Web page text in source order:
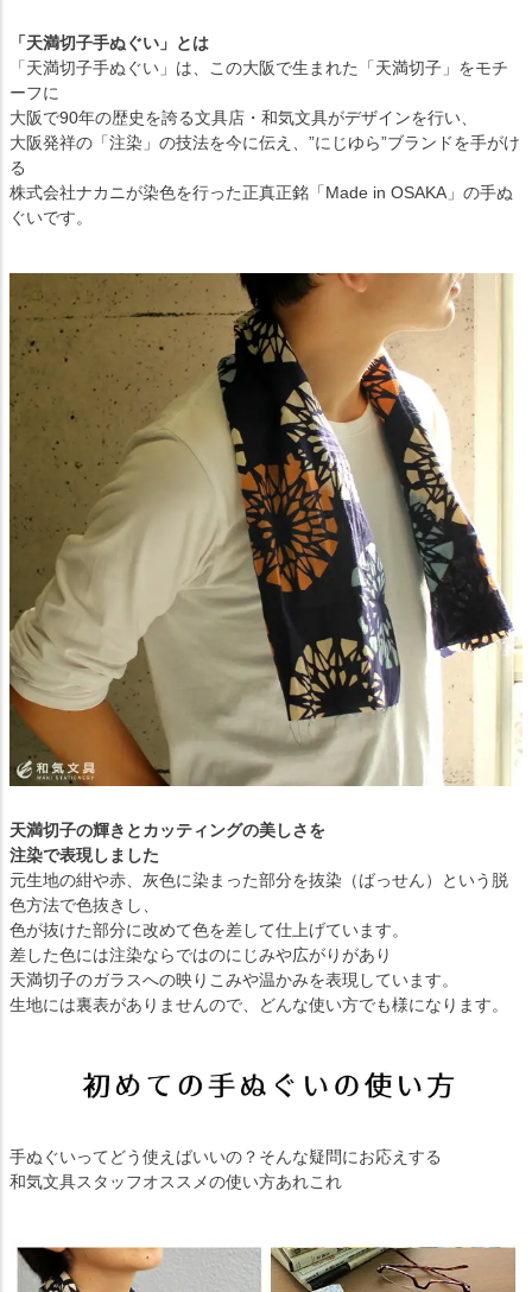
「天満切子手ぬぐい」とは
「天満切子手ぬぐい」は、この大阪で生まれた「天満切子」をモチ
ーフに
大阪で90年の歴史を誇る文具店・和気文具がデザインを行い、
大阪発祥の「注染」の技法を今に伝え、”にじゆら”ブランドを手がけ
る
株式会社ナカニが染色を行った正真正銘「Made in OSAKA」の手ぬ
ぐいです。
天満切子の輝きとカッティングの美しさを
注染で表現しました
元生地の紺や赤、灰色に染まった部分を抜染（ばっせん）という脱
色方法で色抜きし、
色が抜けた部分に改めて色を差して仕上げています。
差した色には注染ならではのにじみや広がりがあり
天満切子のガラスへの映りこみや温かみを表現しています。
生地には裏表がありませんので、どんな使い方でも様になります。
手ぬぐいってどう使えばいいの？そんな疑問にお応えする
和気文具スタッフオススメの使い方あれこれ